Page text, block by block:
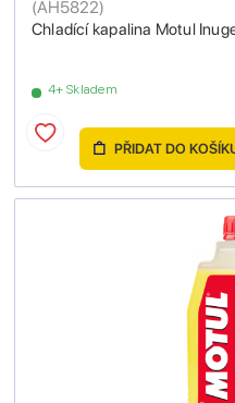
Chladící kapalina Motul
(AH5822)
4+ Skladem
PŘIDAT DO